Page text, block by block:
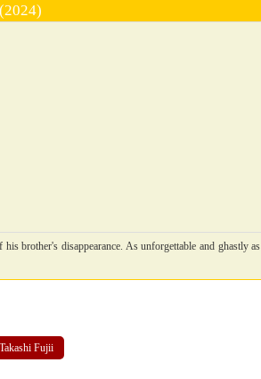
brother's disappearance. As unforgettable and ghastly as
Takashi Fujii